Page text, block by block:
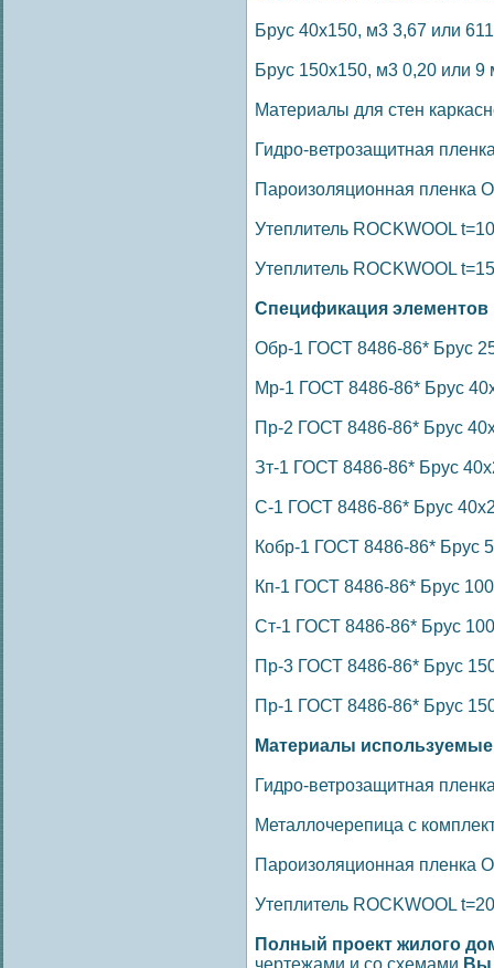
Брус 40х150, м3 3,67 или
Брус 150х150, м3 0,20 или 9
Материалы для стен
Гидро-ветрозащитная
Пароизоляционная
Утеплитель ROCKWOOL
Утеплитель ROCKWOOL
Спецификация элементов
Обр-1 ГОСТ 8486-86* Брус
Мр-1 ГОСТ 8486-86* Брус
Пр-2 ГОСТ 8486-86* Брус
Зт-1 ГОСТ 8486-86* Брус
С-1 ГОСТ 8486-86* Брус
Кобр-1 ГОСТ 8486-86* Брус
Кп-1 ГОСТ 8486-86* Брус
Ст-1 ГОСТ 8486-86* Брус
Пр-3 ГОСТ 8486-86* Брус
Пр-1 ГОСТ 8486-86* Брус
Материалы
Гидро-ветрозащитная
Металлочерепица с
Пароизоляционная
Утеплитель ROCKWOOL
Полный проект жилого
чертежами и со схемами Вы